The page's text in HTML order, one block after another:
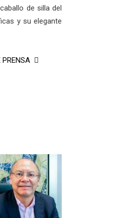
de silla del
y su elegante
PRENSA